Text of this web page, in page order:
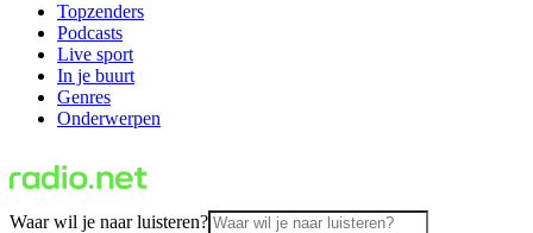
Topzenders
Podcasts
Live sport
In je buurt
Genres
Onderwerpen
Waar wil je naar luisteren?